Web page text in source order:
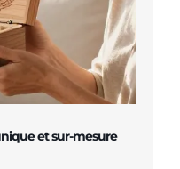
et sur-mesure